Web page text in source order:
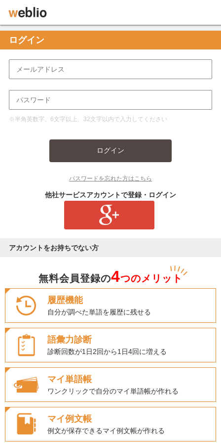
ログイン
※半角英数字、6文字以上、32文字以内で入力してください
ログイン
パスワードを忘れた方はこちら
他社サービスアカウントで登録・ログイン
アカウントをお持ちでない方
無料会員登録の4つのメリット
履歴機能
自分が調べた単語を履歴に残せる
語彙力診断
診断回数が1日2回から1日4回に増える
マイ単語帳
ワンクリックで自分のマイ単語帳が作れる
マイ例文帳
例文が保存できるマイ例文帳が作れる